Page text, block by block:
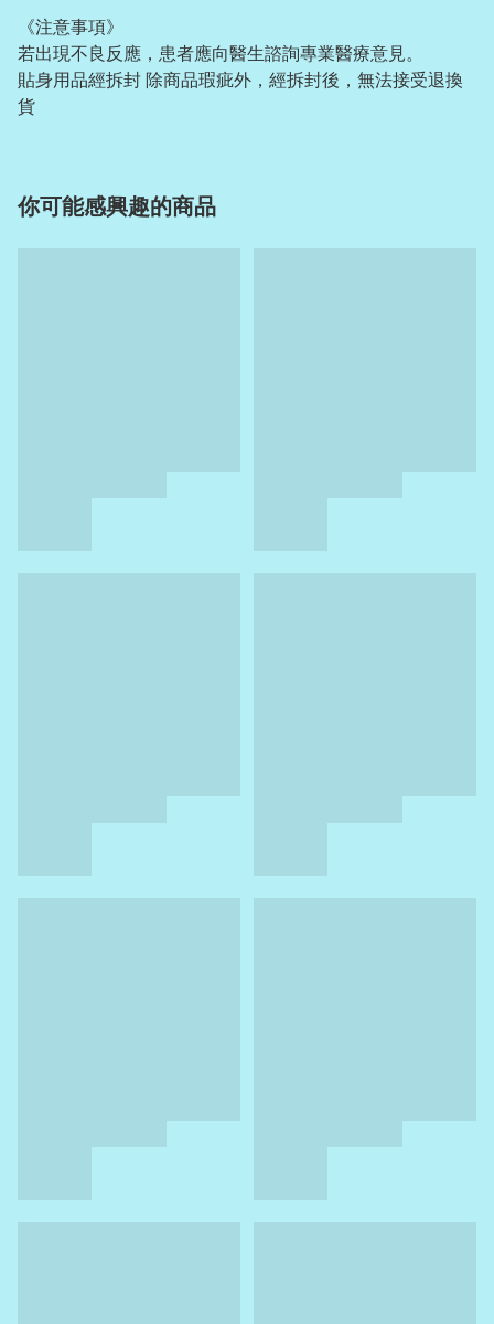
《注意事項》
若出現不良反應，患者應向醫生諮詢專業醫療意見。
貼身用品經拆封 除商品瑕疵外，經拆封後，無法接受退換
貨
你可能感興趣的商品